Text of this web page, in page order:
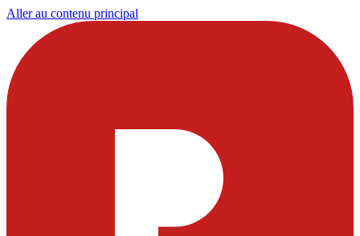
Aller au contenu principal